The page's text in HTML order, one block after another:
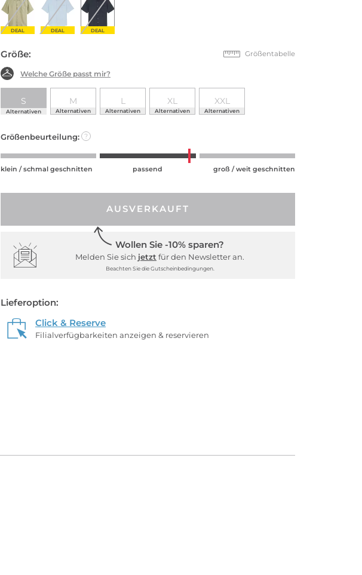
DEAL DEAL DEAL
Größe: Größentabelle
Welche Größe passt mir?
S
Alternativen
M
Alternativen
L
Alternativen
XL
Alternativen
XXL
Alternativen
Größenbeurteilung: ?
klein / schmal geschnitten passend groß / weit geschnitten
AUSVERKAUFT
Wollen Sie -10% sparen?
Melden Sie sich jetzt für den Newsletter an.
Beachten Sie die Gutscheinbedingungen.
Lieferoption:
Click & Reserve
Filialverfügbarkeiten anzeigen & reservieren